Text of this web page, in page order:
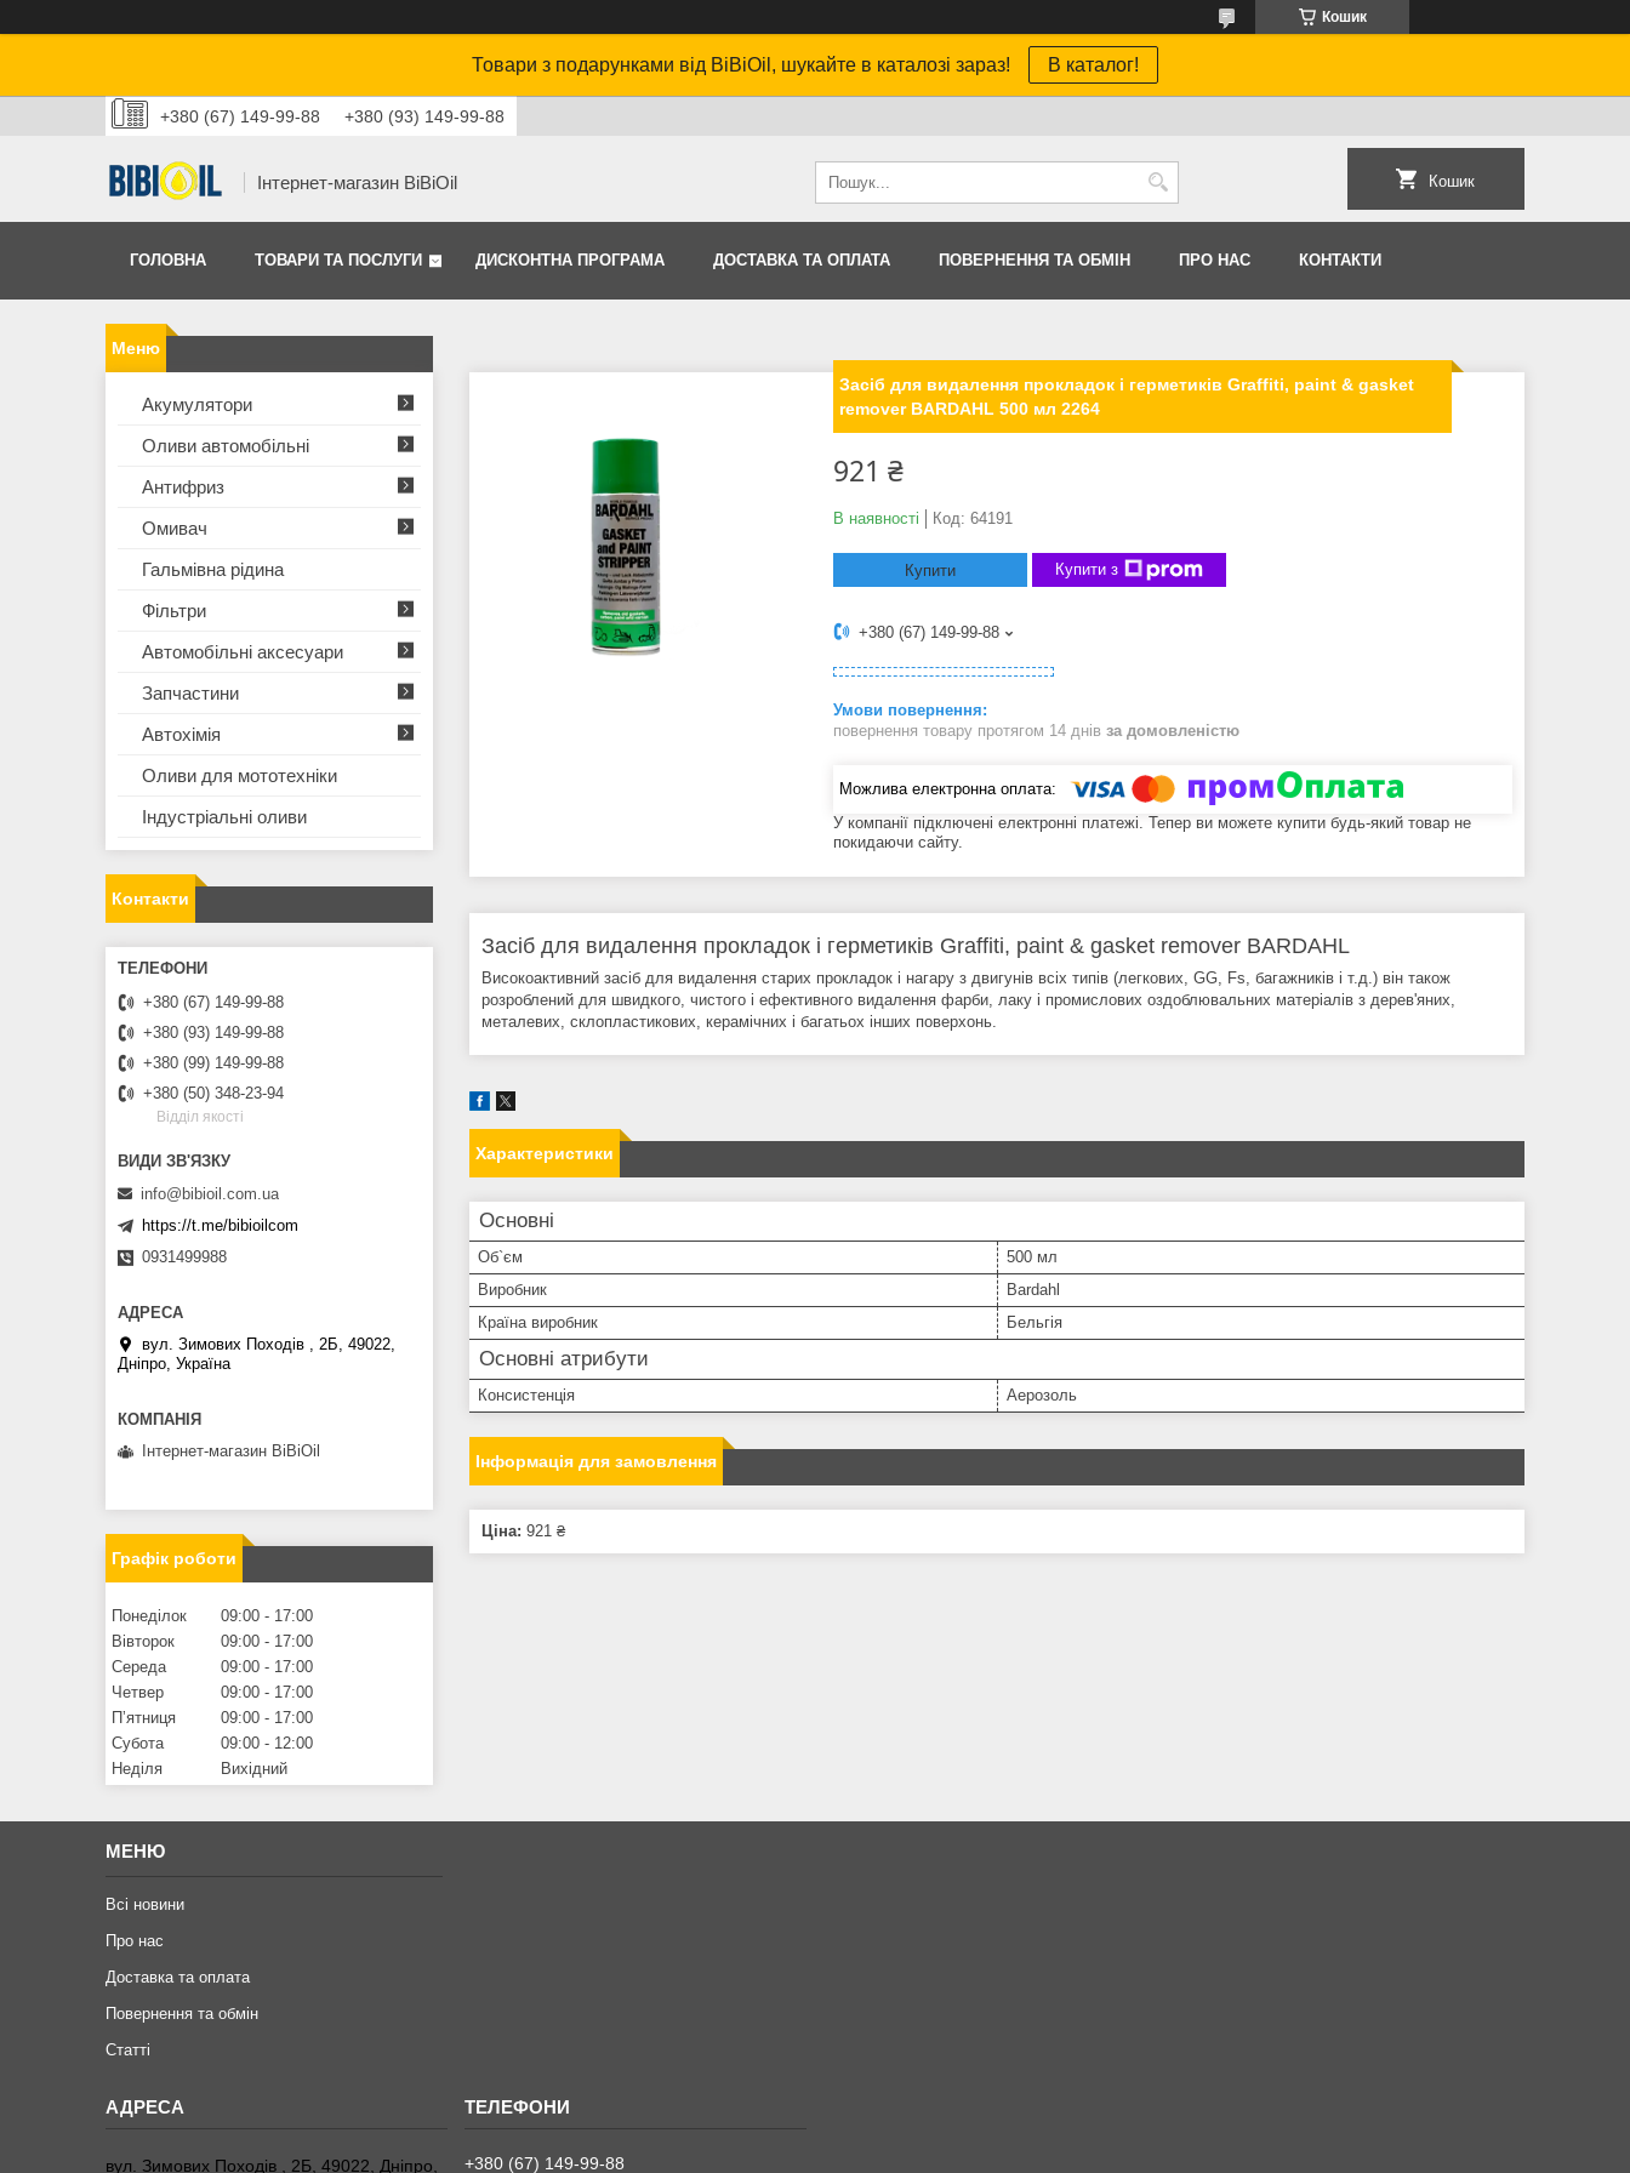
Кошик
Товари з подарунками від BiBiOil, шукайте в каталозі зараз! В каталог!
+380 (67) 149-99-88 +380 (93) 149-99-88
Інтернет-магазин BiBiOil Кошик
ГОЛОВНА ТОВАРИ ТА ПОСЛУГИ ДИСКОНТНА ПРОГРАМА ДОСТАВКА ТА ОПЛАТА ПОВЕРНЕННЯ ТА ОБМIН ПРО НАС КОНТАКТИ
Засіб для видалення прокладок і герметиків Graffiti, paint & gasket
remover BARDAHL 500 мл 2264
921 ₴
В наявності Код: 64191
Купити Купити з
+380 (67) 149-99-88
повернення товару протягом 14 днів за домовленістю
У компанії підключені електронні платежі. Тепер ви можете купити будь-який товар не
покидаючи сайту.
Засіб для видалення прокладок і герметиків Graffiti, paint & gasket remover BARDAHL
Високоактивний засіб для видалення старих прокладок і нагару з двигунів всіх типів (легкових, GG, Fs, багажників і т.д.) він також
розроблений для швидкого, чистого і ефективного видалення фарби, лаку і промислових оздоблювальних матеріалів з дерев'яних,
металевих, склопластикових, керамічних і багатьох інших поверхонь.
Характеристики
Основні
Об`єм
500 мл
Виробник
Bardahl
Країна виробник
Бельгія
Основні атрибути
Консистенція Аерозоль
Інформація для замовлення
Ціна: 921 ₴
Акумулятори
Оливи автомобільні
Антифриз
Омивач
Гальмівна рідина
Фільтри
Автомобільні аксесуари
Запчастини
Автохімія
Оливи для мототехнiки
Iндустрiальнi оливи
Контакти
+380 (67) 149-99-88
+380 (93) 149-99-88
+380 (99) 149-99-88
+380 (50) 348-23-94
Вiддiл якостi
info@bibioil.com.ua
https://t.me/bibioilcom
0931499988
вул. Зимових Походiв , 2Б, 49022,
Дніпро, Україна
Інтернет-магазин BiBiOil
Графік роботи
Понеділок 09:00
17:00
Вівторок
09:00
17:00
Середа
09:00
17:00
Четвер
09:00
17:00
Пʼятниця
09:00
17:00
Субота
09:00
12:00
Неділя
Вихідний
МЕНЮ
Всі новини
Про нас
Доставка та оплата
Повернення та обмiн
Статтi
вул. Зимових Походiв , 2Б, 49022, Дніпро, +380 (67) 149-99-88